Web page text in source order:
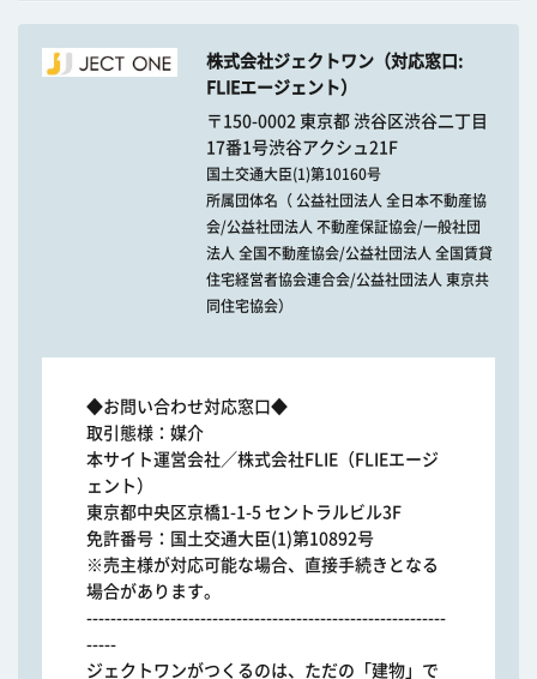
株式会社ジェクトワン（対応窓口:
FLIEエージェント）
〒150-0002 東京都 渋谷区渋谷二丁目
17番1号渋谷アクシュ21F
国土交通大臣(1)第10160号
所属団体名（ 公益社団法人 全日本不動産協
会/公益社団法人 不動産保証協会/一般社団
法人 全国不動産協会/公益社団法人 全国賃貸
住宅経営者協会連合会/公益社団法人 東京共
同住宅協会）
◆お問い合わせ対応窓口◆
取引態様：媒介
本サイト運営会社／株式会社FLIE（FLIEエージ
ェント）
東京都中央区京橋1-1-5 セントラルビル3F
免許番号：国土交通大臣(1)第10892号
※売主様が対応可能な場合、直接手続きとなる
場合があります。
------------------------------------------------------------
-----
ジェクトワンがつくるのは、ただの「建物」で